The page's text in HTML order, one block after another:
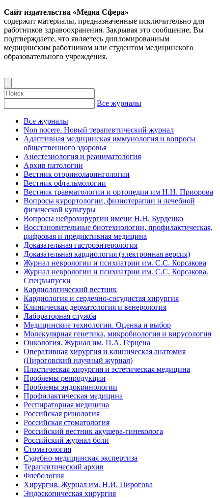
Сайт издательства «Медиа Сфера»
содержит материалы, предназначенные исключительно для
работников здравоохранения. Закрывая это сообщение, Вы
подтверждаете, что являетесь дипломированным
медицинским работником или студентом медицинского
образовательного учреждения.
Все журналы
Все журналы
Non nocere. Новый терапевтический журнал
Адаптивная медицинская иммунология и вопросы
общественного здоровья
Анестезиология и реаниматология
Архив патологии
Вестник оториноларингологии
Вестник офтальмологии
Вестник травматологии и ортопедии им Н.Н. Приорова
Вопросы курортологии, физиотерапии и лечебной
физической культуры
Вопросы нейрохирургии имени Н.Н. Бурденко
Восстановительные биотехнологии, профилактическая,
цифровая и предиктивная медицина
Доказательная гастроэнтерология
Доказательная кардиология (электронная версия)
Журнал неврологии и психиатрии им. С.С. Корсакова
Журнал неврологии и психиатрии им. С.С. Корсакова.
Спецвыпуски
Кардиологический вестник
Кардиология и сердечно-сосудистая хирургия
Клиническая дерматология и венерология
Лабораторная служба
Медицинские технологии. Оценка и выбор
Молекулярная генетика, микробиология и вирусология
Онкология. Журнал им. П.А. Герцена
Оперативная хирургия и клиническая анатомия
(Пироговский научный журнал)
Пластическая хирургия и эстетическая медицина
Проблемы репродукции
Проблемы эндокринологии
Профилактическая медицина
Респираторная медицина
Российская ринология
Российская стоматология
Российский вестник акушера-гинеколога
Российский журнал боли
Стоматология
Судебно-медицинская экспертиза
Терапевтический архив
Флебология
Хирургия. Журнал им. Н.И. Пирогова
Эндоскопическая хирургия